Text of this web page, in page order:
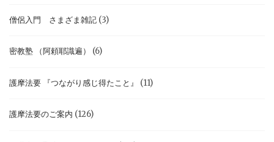
僧侶入門 さまざま雑記 (3)
密教塾 （阿頼耶識遍） (6)
護摩法要 『つながり感じ得たこと』 (11)
護摩法要のご案内 (126)